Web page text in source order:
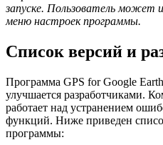
запуске. Пользователь может
меню настроек программы.
Список версий и
Программа GPS for Google
улучшается разработчиками.
работает над устранением
функций. Ниже приведен
программы: